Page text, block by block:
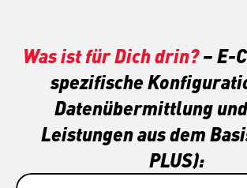
Was ist für Dich drin? – E-
spezifische
Datenübermittlung
Leistungen aus dem
PLUS):